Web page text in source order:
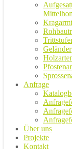
Geländer
Anfrage
Über uns
Projekte
Kontakt